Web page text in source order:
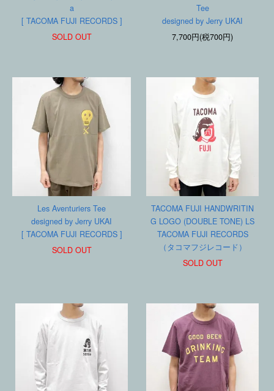
a
[ TACOMA FUJI RECORDS ]
SOLD OUT
Tee
designed by Jerry UKAI
7,700円(税700円)
Les Aventuriers Tee
designed by Jerry UKAI
[ TACOMA FUJI RECORDS ]
SOLD OUT
TACOMA FUJI HANDWRITIN
G LOGO (DOUBLE TONE) LS
TACOMA FUJI RECORDS
（タコマフジレコード）
SOLD OUT